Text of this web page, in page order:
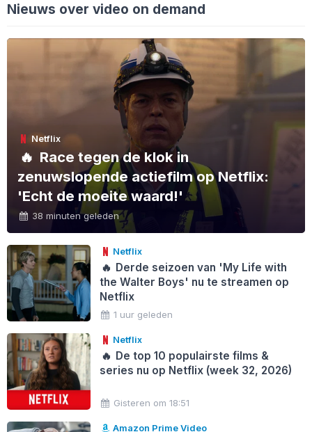
Nieuws over video on demand
Netflix
🔥 Race tegen de klok in
zenuwslopende actiefilm op Netflix:
'Echt de moeite waard!'
38 minuten geleden
Netflix
🔥 Derde seizoen van 'My Life with
the Walter Boys' nu te streamen op
Netflix
1 uur geleden
Netflix
🔥 De top 10 populairste films &
series nu op Netflix (week 32, 2026)
Gisteren om 18:51
Amazon Prime Video